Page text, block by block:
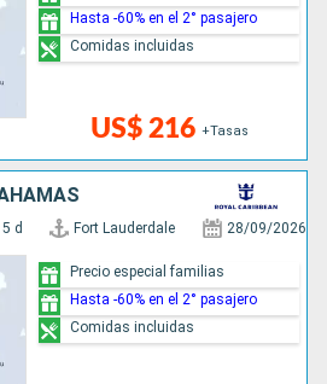
US$ 216 +Tasas
Hasta -60% en el 2° pasajero
Comidas incluidas
5 d Fort Lauderdale 28/09/2026
Precio especial familias
Hasta -60% en el 2° pasajero
Comidas incluidas